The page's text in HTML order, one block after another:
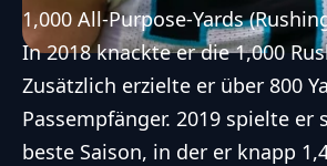
1,000 All-Purpose-Yards
In 2018 knackte er die 1,000
Zusätzlich erzielte er über 800
Passempfänger. 2019 spielte er
beste Saison, in der er knapp